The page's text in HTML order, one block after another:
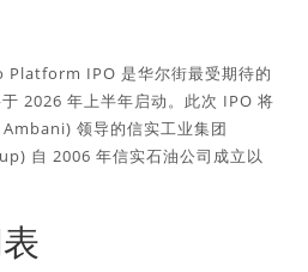
IPO 是华尔街最受期待的
2026 年上半年启动。此次 IPO 将
领导的信实工业集团
自 2006 年信实石油公司成立以